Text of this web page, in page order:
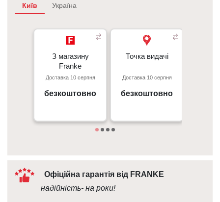
Київ Україна
З магазину
Franke
Доставка 10 серпня
безкоштовно
З магазину
Franke
Київ, пр. С. Бандери 23, ТЦ
Точка видачі
Доставка 10 серпня
безкоштовно
Точка видачі
м. Київ пр. Відрадний, 95к
09:00 - 18:00
Офіційна гарантія від FRANKE
надійність- на роки!